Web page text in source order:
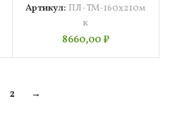
Артикул: ПЛ-ТМ-160х210м
к
8660,00₽
2 →